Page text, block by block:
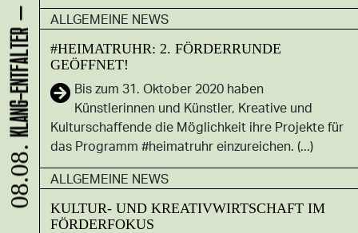
ALLGEMEINE NEWS
#HEIMATRUHR: 2. FÖRDERRUNDE
GEÖFFNET!
Bis zum 31. Oktober 2020 haben
Künstlerinnen und Künstler, Kreative und
Kulturschaffende die Möglichkeit ihre Projekte für
das Programm #heimatruhr einzureichen. (...)
ALLGEMEINE NEWS
KULTUR- UND KREATIVWIRTSCHAFT IM
FÖRDERFOKUS
08.08.